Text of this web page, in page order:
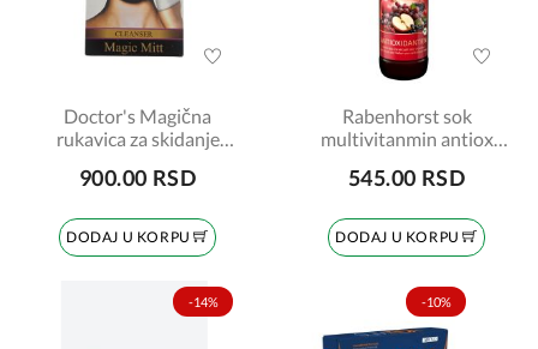
Doctor's Magična
rukavica za skidanje
900.00 RSD
DODAJ U KORPU
Rabenhorst sok
multivitanmin antiox
545.00 RSD
DODAJ U KORPU
-14% -10%